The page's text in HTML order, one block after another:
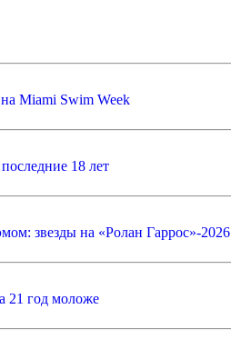
Miami Swim Week
18 лет
звезды на «Ролан Гаррос»-2026
21 год моложе